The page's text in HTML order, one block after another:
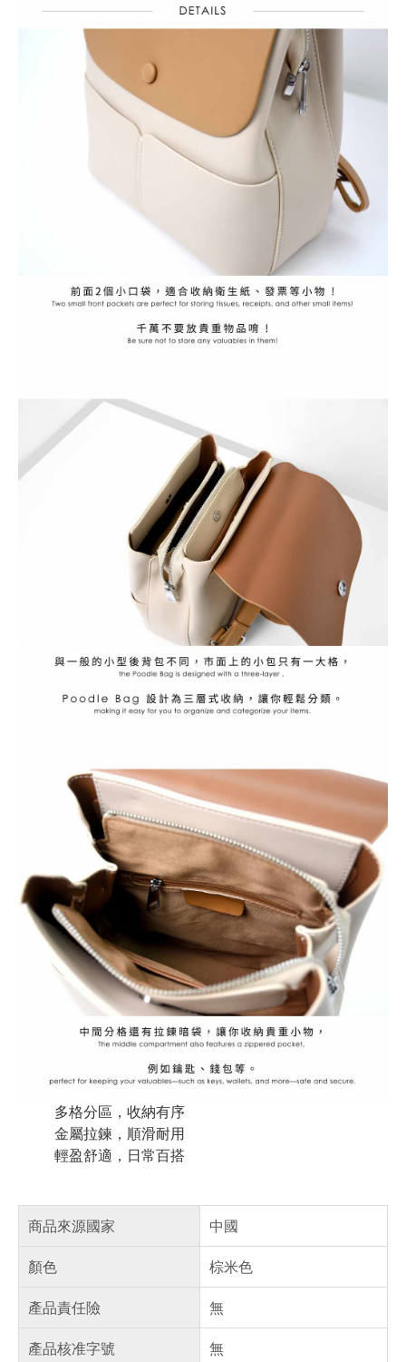
多格分區，收納有序
金屬拉鍊，順滑耐用
輕盈舒適，日常百搭
商品來源國家
中國
顏色
棕米色
產品責任險
無
產品核准字號
無